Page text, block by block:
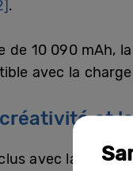
.
de 10 090 mAh,
avec la
et
avec la Tab